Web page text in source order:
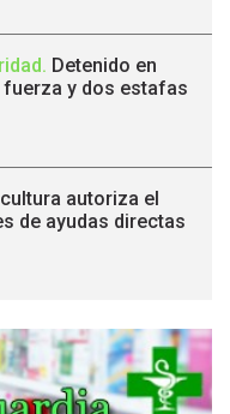
. Detenido en
y dos estafas
autoriza el
de ayudas directas